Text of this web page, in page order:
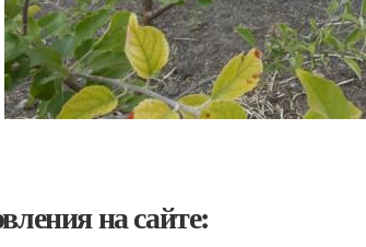
на сайте: